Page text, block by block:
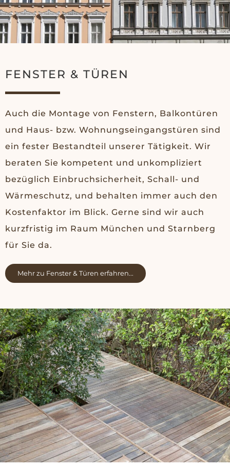
FENSTER & TÜREN
Auch die Montage von Fenstern, Balkontüren
und Haus- bzw. Wohnungseingangstüren sind
ein fester Bestandteil unserer Tätigkeit. Wir
beraten Sie kompetent und unkompliziert
bezüglich Einbruchsicherheit, Schall- und
Wärmeschutz, und behalten immer auch den
Kostenfaktor im Blick. Gerne sind wir auch
kurzfristig im Raum München und Starnberg
für Sie da.
Mehr zu Fenster & Türen erfahren...